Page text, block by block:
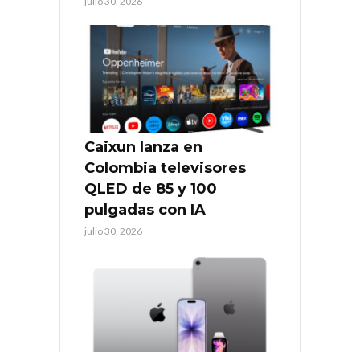
Caixun lanza en
Colombia televisores
QLED de 85 y 100
pulgadas con IA
julio 30, 2026